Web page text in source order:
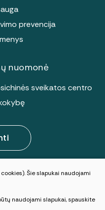
prevencija
nuomonė
sveikatos centro
saugomos
Šie slapukai naudojami
naudojami slapukai, spauskite